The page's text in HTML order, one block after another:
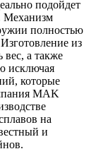
подойдет
Механизм
полностью
из
а также
исключая
которые
MAK
на
и